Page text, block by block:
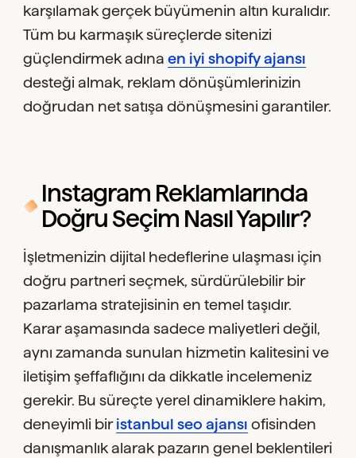
karşılamak gerçek büyümenin altın kuralıdır.
Tüm bu karmaşık süreçlerde sitenizi
güçlendirmek adınaen iyi shopify ajansı
desteği almak, reklam dönüşümlerinizin
doğrudan net satışa dönüşmesini garantiler.
Instagram Reklamlarında
Doğru Seçim Nasıl Yapılır?
İşletmenizin dijital hedeflerine ulaşması için
doğru partneri seçmek, sürdürülebilir bir
pazarlama stratejisinin en temel taşıdır.
Karar aşamasında sadece maliyetleri değil,
aynı zamanda sunulan hizmetin kalitesini ve
iletişim şeffaflığını da dikkatle incelemeniz
gerekir. Bu süreçte yerel dinamiklere hakim,
deneyimli bir istanbul seo ajansı ofisinden
danışmanlık alarak pazarın genel beklentileri